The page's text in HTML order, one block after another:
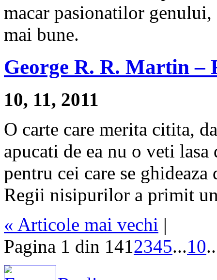
macar pasionatilor
mai bune.
George R. R. Martin
10, 11, 2011
O carte care merita citita,
apucati de ea nu o veti
pentru cei care se
Regii nisipurilor a primit
« Articole mai vechi |
Pagina 1 din 1412345...10